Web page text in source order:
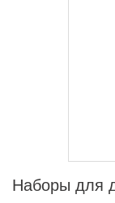
Наборы для